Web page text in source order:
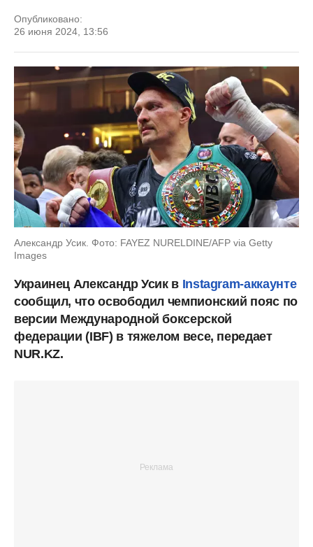
Опубликовано:
26 июня 2024, 13:56
Александр Усик. Фото: FAYEZ NURELDINE/AFP via Getty
Images
Украинец Александр Усик в Instagram-аккаунте
сообщил, что освободил чемпионский пояс по
версии Международной боксерской
федерации (IBF) в тяжелом весе, передает
NUR.KZ.